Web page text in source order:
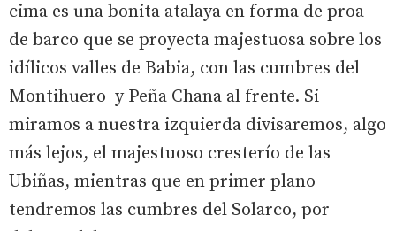
cima es una bonita atalaya en forma de proa
de barco que se proyecta majestuosa sobre los
idílicos valles de Babia, con las cumbres del
Montihuero y Peña Chana al frente. Si
miramos a nuestra izquierda divisaremos, algo
más lejos, el majestuoso cresterío de las
Ubiñas, mientras que en primer plano
tendremos las cumbres del Solarco, por